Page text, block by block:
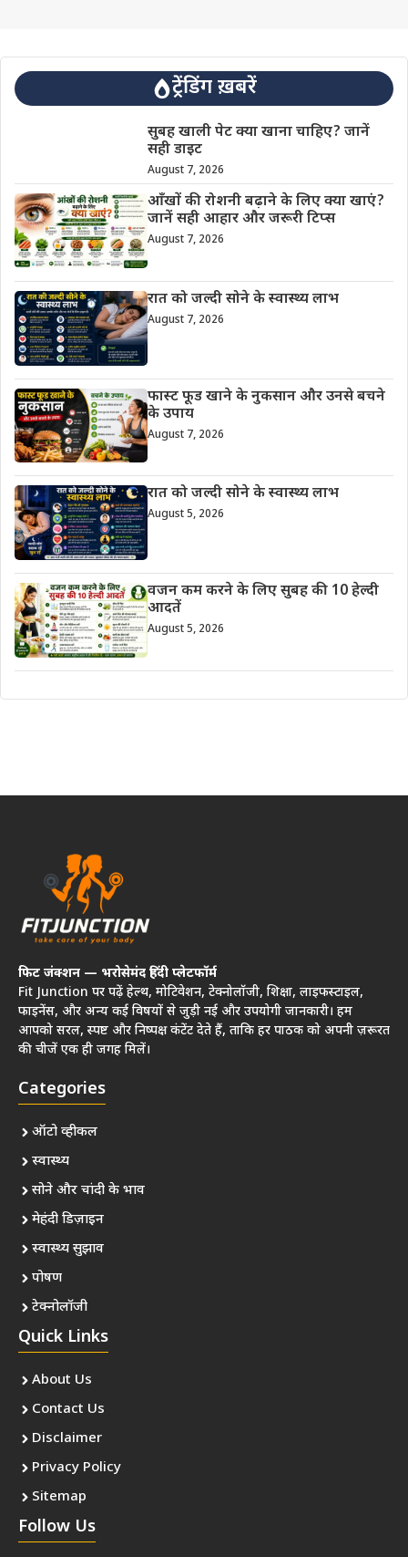
ट्रेंडिंग ख़बरें
सुबह खाली पेट क्या खाना चाहिए? जानें
सही डाइट
August 7, 2026
आँखों की रोशनी बढ़ाने के लिए क्या खाएं?
जानें सही आहार और जरूरी टिप्स
August 7, 2026
रात को जल्दी सोने के स्वास्थ्य लाभ
August 7, 2026
फास्ट फूड खाने के नुकसान और उनसे बचने
के उपाय
August 7, 2026
रात को जल्दी सोने के स्वास्थ्य लाभ
August 5, 2026
वजन कम करने के लिए सुबह की 10 हेल्दी
आदतें
August 5, 2026
फिट जंक्शन — भरोसेमंद हिंदी प्लेटफॉर्म
Fit Junction पर पढ़ें हेल्थ, मोटिवेशन, टेक्नोलॉजी, शिक्षा, लाइफस्टाइल,
फाइनेंस, और अन्य कई विषयों से जुड़ी नई और उपयोगी जानकारी। हम
आपको सरल, स्पष्ट और निष्पक्ष कंटेंट देते हैं, ताकि हर पाठक को अपनी ज़रूरत
की चीजें एक ही जगह मिलें।
Categories
ऑटो व्हीकल
स्वास्थ्य
सोने और चांदी के भाव
मेहंदी डिज़ाइन
स्वास्थ्य सुझाव
पोषण
टेक्नोलॉजी
Quick Links
About Us
Contact Us
Disclaimer
Privacy Policy
Sitemap
Follow Us